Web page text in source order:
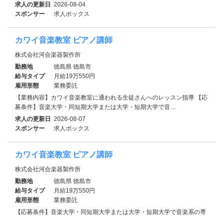
求人の更新日 2026-08-04
スポンサー
求人ボックス
カワイ音楽教室 ピアノ講師
株式会社河合楽器製作所
勤務地
徳島県 徳島市
給与タイプ
月給19万550円
雇用形態
業務委託
【業務内容】カワイ音楽教室に通われる生徒さんへのレッスン指導 【応
募条件】音楽大学・同短期大学または大学・短期大学で音…
求人の更新日 2026-08-07
スポンサー
求人ボックス
カワイ音楽教室 ピアノ講師
株式会社河合楽器製作所
勤務地
徳島県 徳島市
給与タイプ
月給19万550円
雇用形態
業務委託
【応募条件】音楽大学・同短期大学または大学・短期大学で音楽系の専